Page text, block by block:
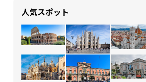
人気スポット